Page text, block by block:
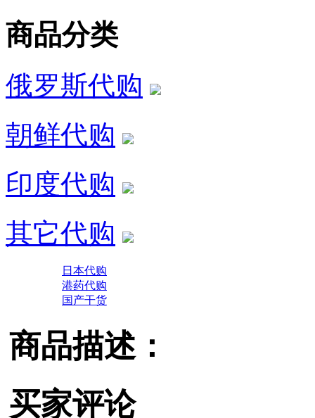
商品分类
俄罗斯代购
朝鲜代购
印度代购
其它代购
日本代购
港药代购
国产干货
商品描述：
买家评论